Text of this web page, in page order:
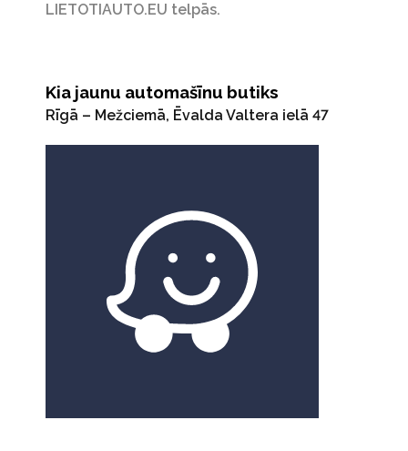
LIETOTIAUTO.EU telpās.
Kia jaunu automašīnu butiks
Rīgā – Mežciemā, Ēvalda Valtera ielā 47